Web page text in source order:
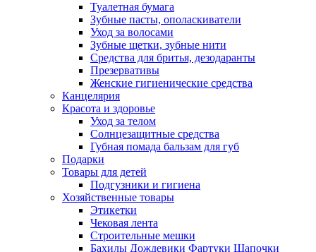
Туалетная бумага
Зубные пасты, ополаскиватели
Уход за волосами
Зубные щетки, зубные нити
Средства для бритья, дезодаранты
Презервативы
Женские гигиенические средства
Канцелярия
Красота и здоровье
Уход за телом
Солнцезащитные средства
Губная помада бальзам для губ
Подарки
Товары для детей
Подгузники и гигиена
Хозяйственные товары
Этикетки
Чековая лента
Строительные мешки
Бахилы Дождевики Фартуки Шапочки